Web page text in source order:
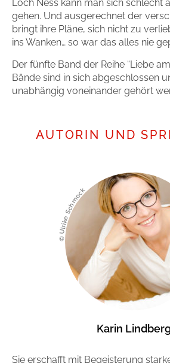
Loch Ness kann man sich schlecht
gehen. Und ausgerechnet der
bringt ihre Pläne, sich nicht zu
ins Wanken… so war das alles nie
Der fünfte Band der Reihe “Liebe
Bände sind in sich abgeschlossen
unabhängig voneinander gehört
AUTORIN UND
© Ulrike Schmock
Karin
Sie erschafft mit Begeisterung